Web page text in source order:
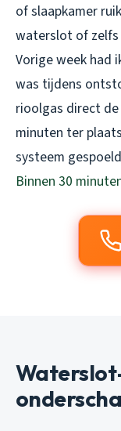
of slaapkamer
waterslot of zelfs
Vorige week had
was tijdens
rioolgas direct de
minuten ter
systeem
Binnen 30